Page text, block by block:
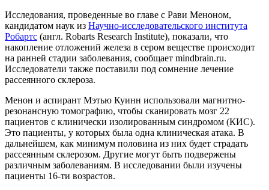
Исследования, проведенные во главе с Рави Меноном,
кандидатом наук из Научно-исследовательского института
Робартс (англ. Robarts Research Institute), показали, что
накопление отложений железа в сером веществе происходит
на ранней стадии заболевания, сообщает mindbrain.ru.
Исследователи также поставили под сомнение лечение
рассеянного склероза.
Менон и аспирант Мэтью Куинн использовали магнитно-
резонансную томографию, чтобы сканировать мозг 22
пациентов с клинически изолированным синдромом (КИС).
Это пациенты, у которых была одна клиническая атака. В
дальнейшем, как минимум половина из них будет страдать
рассеянным склерозом. Другие могут быть подвержены
различным заболеваниям. В исследовании были изучены
пациенты 16-ти возрастов.